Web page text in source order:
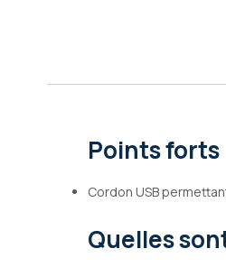
Points forts
Cordon USB
Quelles